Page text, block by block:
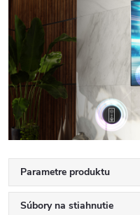
Parametre produktu
Súbory na stiahnutie